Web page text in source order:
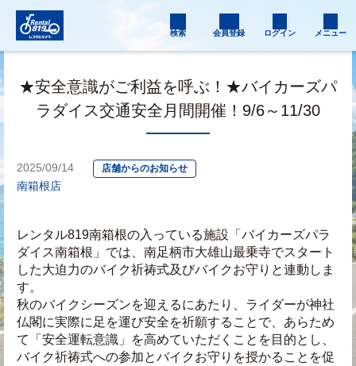
検索 会員登録 ログイン メニュー
★安全意識がご利益を呼ぶ！★バイカーズパ
ラダイス交通安全月間開催！9/6～11/30
2025/09/14 店舗からのお知らせ
南箱根店
レンタル819南箱根の入っている施設「バイカーズパラ
ダイス南箱根」では、南足柄市大雄山最乗寺でスタート
した大迫力のバイク祈祷式及びバイクお守りと連動しま
す。
秋のバイクシーズンを迎えるにあたり、ライダーが神社
仏閣に実際に足を運び安全を祈願することで、あらため
て「安全運転意識」を高めていただくことを目的とし、
バイク祈祷式への参加とバイクお守りを授かることを促